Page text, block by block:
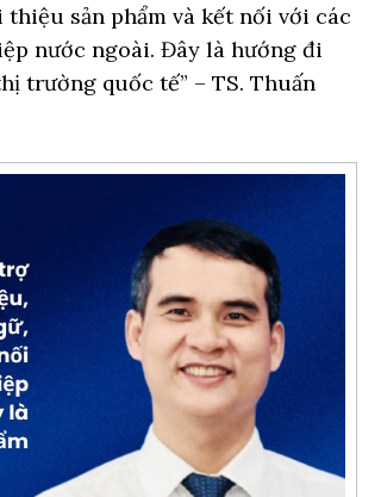
sản phẩm và kết nối với các
nước ngoài. Đây là hướng đi
trường quốc tế” – TS. Thuấn